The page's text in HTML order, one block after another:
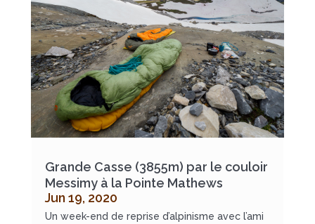
Grande Casse (3855m) par le couloir
Messimy à la Pointe Mathews
Jun 19, 2020
Un week-end de reprise d’alpinisme avec l’ami